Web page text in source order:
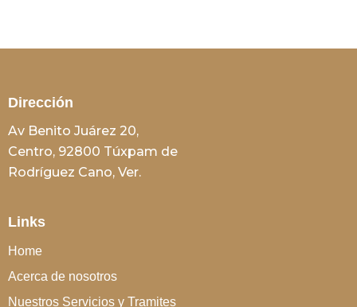
Dirección
Av Benito Juárez 20,
Centro, 92800 Túxpam de
Rodríguez Cano, Ver.
Links
Home
Acerca de nosotros
Nuestros Servicios y Tramites